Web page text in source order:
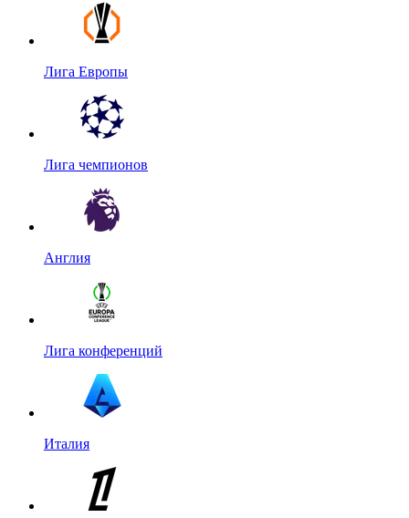
Лига Европы
Лига чемпионов
Англия
Лига конференций
Италия